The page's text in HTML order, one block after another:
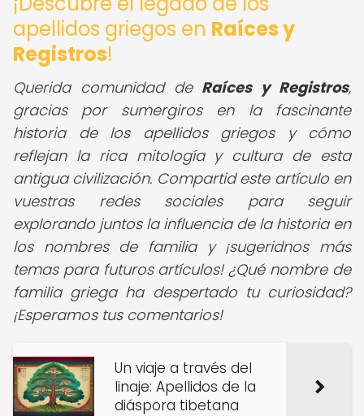
apellidos griegos en Raíces y
Registros!
Querida comunidad de Raíces y Registros,
gracias por sumergiros en la fascinante
historia de los apellidos griegos y cómo
reflejan la rica mitología y cultura de esta
antigua civilización. Compartid este artículo en
vuestras redes sociales para seguir
explorando juntos la influencia de la historia en
los nombres de familia y ¡sugeridnos más
temas para futuros artículos! ¿Qué nombre de
familia griega ha despertado tu curiosidad?
¡Esperamos tus comentarios! ️
Un viaje a través del
linaje: Apellidos de la
diáspora tibetana